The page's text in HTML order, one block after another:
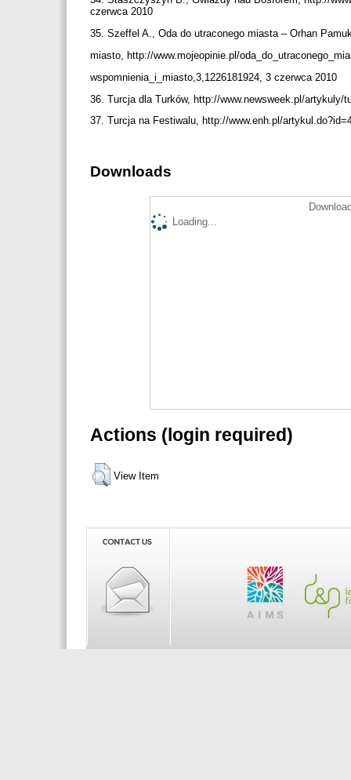
czerwca 2010
35. Szeffel A., Oda do utraconego miasta – Orhan
miasto, http://www.mojeopinie.pl/
wspomnienia_i_miasto,3,1226181924, 3 czerwca 2010
36. Turcja dla Turków, http://www.newsweek.pl/artykuly/
37. Turcja na Festiwalu, http://www.enh.pl/
Downloads
Loading...
Actions (login required)
View Item